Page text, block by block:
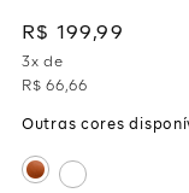
R$ 199,99
3x de
R$ 66,66